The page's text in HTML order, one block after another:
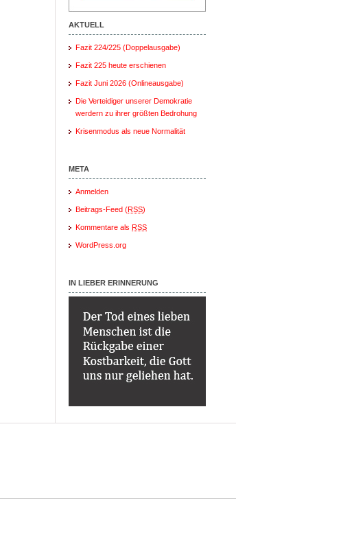
AKTUELL
Fazit 224/225 (Doppelausgabe)
Fazit 225 heute erschienen
Fazit Juni 2026 (Onlineausgabe)
Die Verteidiger unserer Demokratie
werdern zu ihrer größten Bedrohung
Krisenmodus als neue Normalität
META
Anmelden
Beitrags-Feed (RSS)
Kommentare als RSS
WordPress.org
IN LIEBER ERINNERUNG